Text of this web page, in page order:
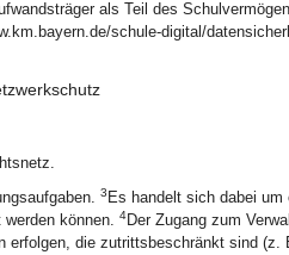
als Teil des
schule-digital/
3 Es handelt sich dabei
können. 4Der Zugang zum
erfolgen, die zutrittsbeschränkt sind (z.